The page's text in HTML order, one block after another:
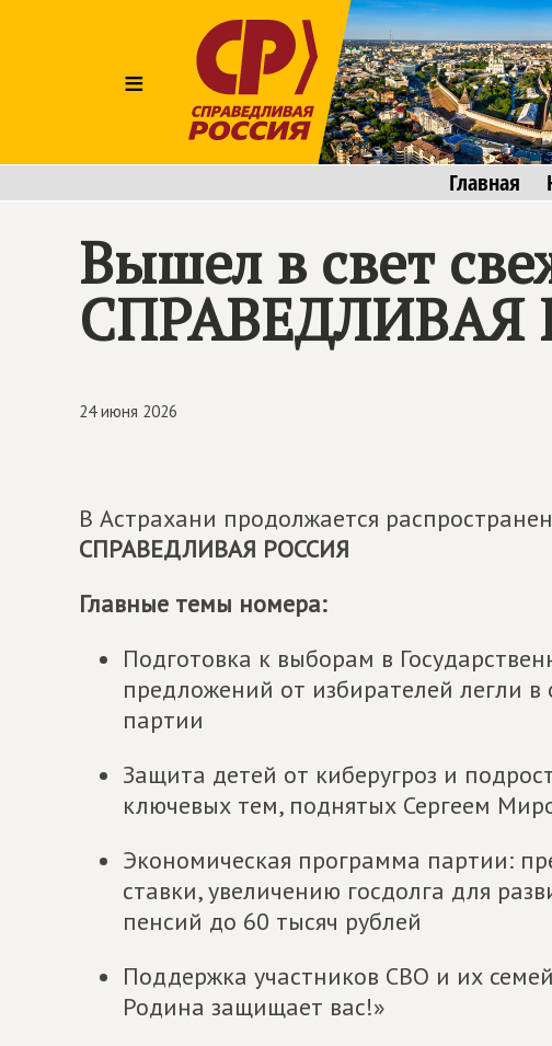
≡
Главная
Вышел в свет
СПРАВЕДЛИВАЯ
24 июня 2026
В Астрахани продолжается
СПРАВЕДЛИВАЯ РОССИЯ
Главные темы номера:
Подготовка к выборам в
предложений от избирателей легли
партии
Защита детей от киберугроз и
ключевых тем, поднятых Сергеем
Экономическая программа партии:
ставки, увеличению госдолга для
пенсий до 60 тысяч рублей
Поддержка участников СВО и их
Родина защищает вас!»